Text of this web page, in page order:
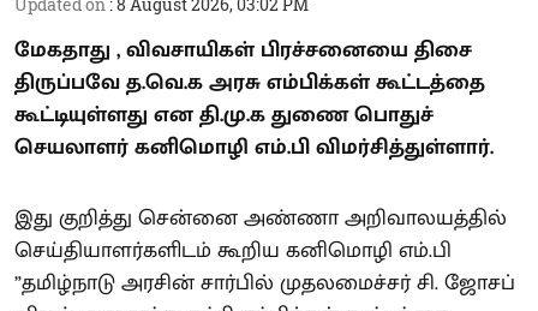
மேகதாது , விவசாயிகள் பிரச்சனையை திசை
திருப்பவே த.வெ.க அரசு எம்பிக்கள் கூட்டத்தை
கூட்டியுள்ளது என தி.மு.க துணை பொதுச்
செயலாளர் கனிமொழி எம்.பி விமர்சித்துள்ளார்.
இது குறித்து சென்னை அண்ணா அறிவாலயத்தில்
செய்தியாளர்களிடம் கூறிய கனிமொழி எம்.பி
”தமிழ்நாடு அரசின் சார்பில் முதலமைச்சர் சி. ஜோசப்